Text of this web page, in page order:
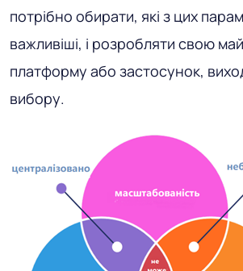
потрібно обирати, які з цих
важливіші, і розробляти свою
платформу або застосунок,
вибору.